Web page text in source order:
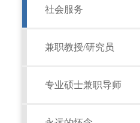
社会服务
兼职教授/研究员
专业硕士兼职导师